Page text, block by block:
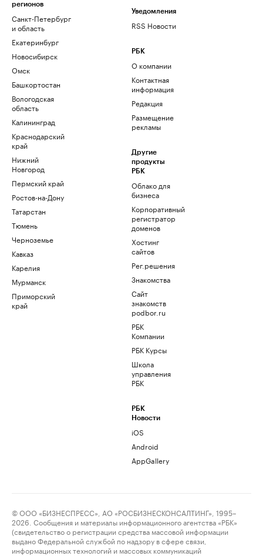
регионов
Санкт-Петербург
и область
Екатеринбург
Новосибирск
Омск
Башкортостан
Вологодская
область
Калининград
Краснодарский
край
Нижний
Новгород
Пермский край
Ростов-на-Дону
Татарстан
Тюмень
Черноземье
Кавказ
Карелия
Мурманск
Приморский
край
Уведомления
RSS Новости
РБК
О компании
Контактная
информация
Редакция
Размещение
рекламы
Другие
продукты
РБК
Облако для
бизнеса
Корпоративный
регистратор
доменов
Хостинг
сайтов
Рег.решения
Знакомства
Сайт
знакомств
podbor.ru
РБК
Компании
РБК Курсы
Школа
управления
РБК
РБК
Новости
iOS
Android
AppGallery
© ООО «БИЗНЕСПРЕСС», АО «РОСБИЗНЕСКОНСАЛТИНГ», 1995–
2026. Сообщения и материалы информационного агентства «РБК»
(свидетельство о регистрации средства массовой информации
выдано Федеральной службой по надзору в сфере связи,
информационных технологий и массовых коммуникаций